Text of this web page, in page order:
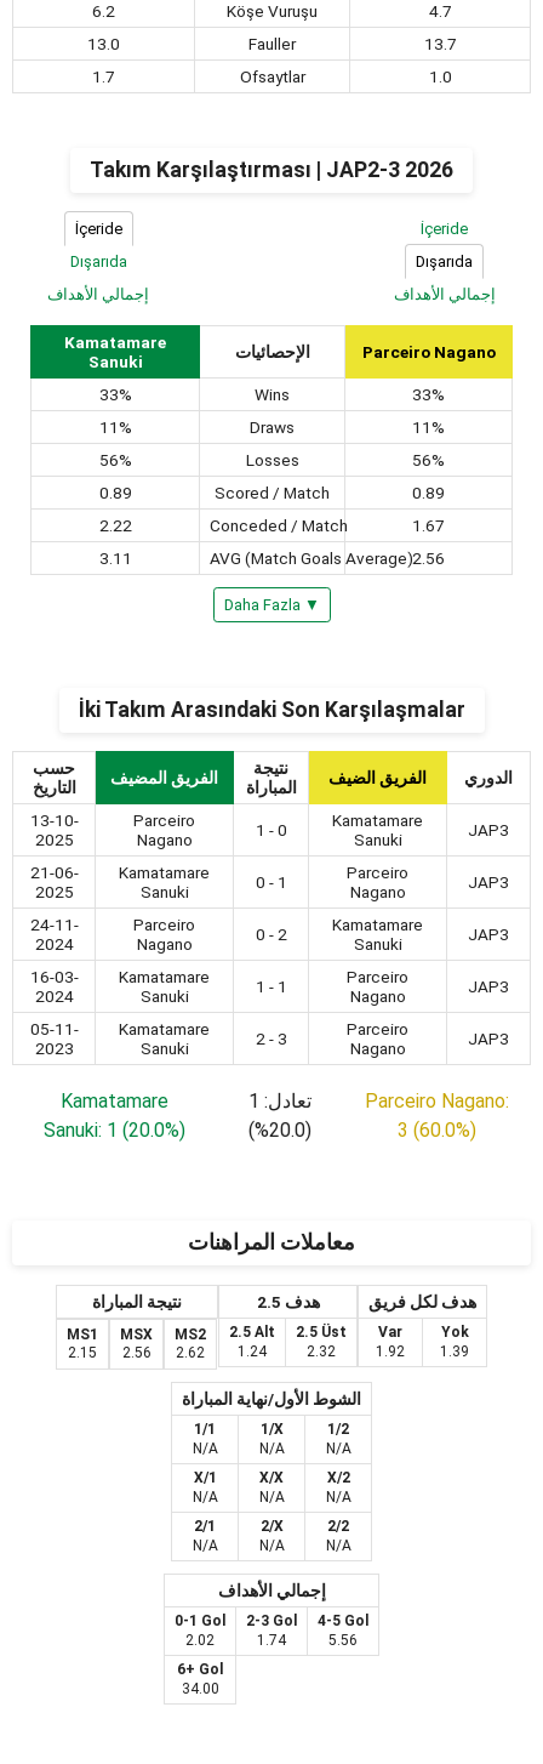
6.2
Köşe Vuruşu
4.7
13.0
Fauller
13.7
1.7
Ofsaytlar 1.0
Takım Karşılaştırması | JAP2-3 2026
İçeride
Dışarıda
إجمالي الأهداف
İçeride
Dışarıda
إجمالي الأهداف
Kamatamare
Sanuki
الإحصائيات Parceiro Nagano
33% Wins
33%
11%
Draws
11%
56%
Losses
56%
0.89
Scored / Match
0.89
2.22
Conceded / Match
1.67
3.11
AVG (Match Goals Average)2.56
Daha Fazla ▼
İki Takım Arasındaki Son Karşılaşmalar
حسب
التاريخ
الفريق المضيف
نتيجة
المباراة
الفريق الضيف الدوري
13-10-
2025
Parceiro
Nagano
1 - 0
Kamatamare
Sanuki
JAP3
21-06-
2025
Kamatamare
Sanuki
0 - 1
Parceiro
Nagano
JAP3
24-11-
2024
Parceiro
Nagano
0 - 2
Kamatamare
Sanuki
JAP3
16-03-
2024
Kamatamare
Sanuki
1 - 1
Parceiro
Nagano
JAP3
05-11-
2023
Kamatamare
Sanuki
2 - 3
Parceiro
Nagano
JAP3
Kamatamare
Sanuki: 1 (20.0%)
تعادل: 1
(20.0%)
Parceiro Nagano:
3 (60.0%)
معاملات المراهنات
نتيجة المباراة
MS1
2.15
MSX
2.56
MS2
2.62
2.5 هدف
2.5 Alt
1.24
2.5 Üst
2.32
هدف لكل فريق
Var
1.92
Yok
1.39
الشوط الأول/نهاية المباراة
1/1
N/A
1/X
N/A
1/2
N/A
X/1
N/A
X/X
N/A
X/2
N/A
2/1
N/A
2/X
N/A
2/2
N/A
إجمالي الأهداف
0-1 Gol
2.02
2-3 Gol
1.74
4-5 Gol
5.56
6+ Gol
34.00